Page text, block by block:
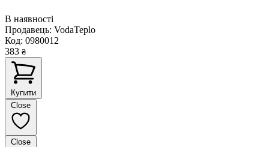
В наявності
Продавець: VodaTeplo
Код: 0980012
383 ₴
Купити
Close
Close